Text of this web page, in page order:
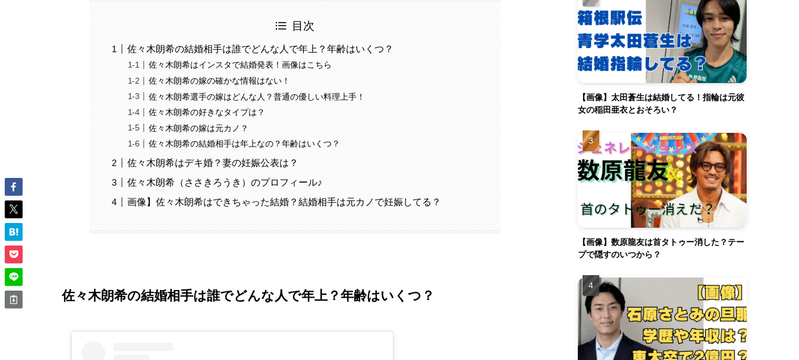
目次
佐々木朗希の結婚相手は誰でどんな人で年上？年齢はいくつ？
佐々木朗希はインスタで結婚発表！画像はこちら
佐々木朗希の嫁の確かな情報はない！
佐々木朗希選手の嫁はどんな人？普通の優しい料理上手！
佐々木朗希の好きなタイプは？
佐々木朗希の嫁は元カノ？
佐々木朗希の結婚相手は年上なの？年齢はいくつ？
佐々木朗希はデキ婚？妻の妊娠公表は？
佐々木朗希（ささきろうき）のプロフィール♪
画像】佐々木朗希はできちゃった結婚？結婚相手は元カノで妊娠してる？
佐々木朗希の結婚相手は誰でどんな人で年上？年齢はいくつ？
【画像】太田蒼生は結婚してる！指輪は元彼
女の稲田亜衣とおそろい？
【画像】数原龍友は首タトゥー消した？テー
プで隠すのいつから？